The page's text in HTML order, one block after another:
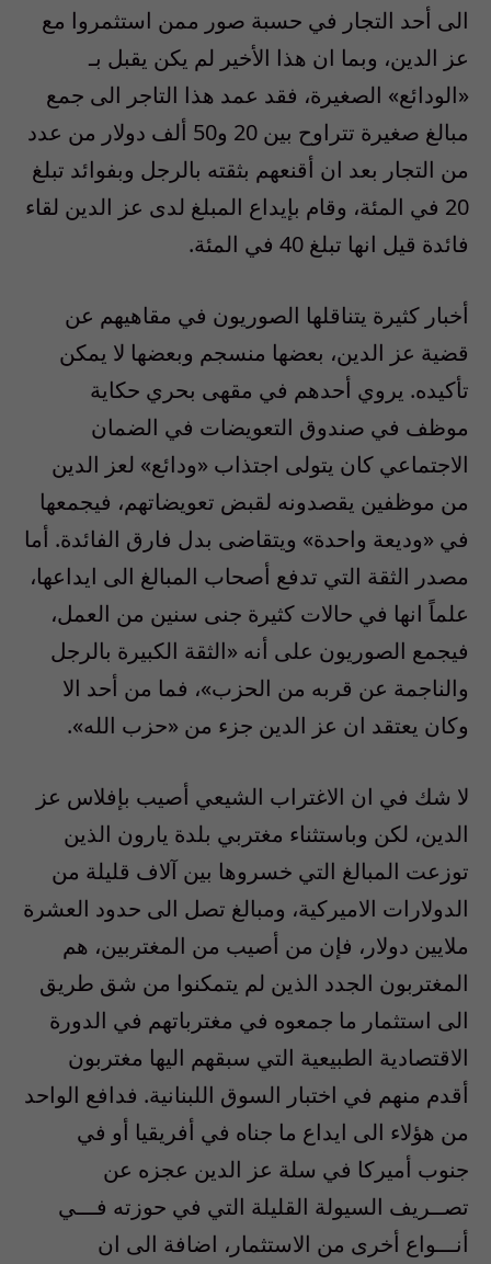
الى أحد التجار في حسبة صور ممن استثمروا مع
عز الدين، وبما ان هذا الأخير لم يكن يقبل بـ
«الودائع» الصغيرة، فقد عمد هذا التاجر الى جمع
مبالغ صغيرة تتراوح بين 20 و50 ألف دولار من عدد
من التجار بعد ان أقنعهم بثقته بالرجل وبفوائد تبلغ
20 في المئة، وقام بإيداع المبلغ لدى عز الدين لقاء
فائدة قيل انها تبلغ 40 في المئة.
أخبار كثيرة يتناقلها الصوريون في مقاهيهم عن
قضية عز الدين، بعضها منسجم وبعضها لا يمكن
تأكيده. يروي أحدهم في مقهى بحري حكاية
موظف في صندوق التعويضات في الضمان
الاجتماعي كان يتولى اجتذاب «ودائع» لعز الدين
من موظفين يقصدونه لقبض تعويضاتهم، فيجمعها
في «وديعة واحدة» ويتقاضى بدل فارق الفائدة. أما
مصدر الثقة التي تدفع أصحاب المبالغ الى ايداعها،
علماً انها في حالات كثيرة جنى سنين من العمل،
فيجمع الصوريون على أنه «الثقة الكبيرة بالرجل
والناجمة عن قربه من الحزب»، فما من أحد الا
وكان يعتقد ان عز الدين جزء من «حزب الله».
لا شك في ان الاغتراب الشيعي أصيب بإفلاس عز
الدين، لكن وباستثناء مغتربي بلدة يارون الذين
توزعت المبالغ التي خسروها بين آلاف قليلة من
الدولارات الاميركية، ومبالغ تصل الى حدود العشرة
ملايين دولار، فإن من أصيب من المغتربين، هم
المغتربون الجدد الذين لم يتمكنوا من شق طريق
الى استثمار ما جمعوه في مغترباتهم في الدورة
الاقتصادية الطبيعية التي سبقهم اليها مغتربون
أقدم منهم في اختبار السوق اللبنانية. فدافع الواحد
من هؤلاء الى ايداع ما جناه في أفريقيا أو في
جنوب أميركا في سلة عز الدين عجزه عن
تصــريف السيولة القليلة التي في حوزته فـــي
أنـــواع أخرى من الاستثمار، اضافة الى ان